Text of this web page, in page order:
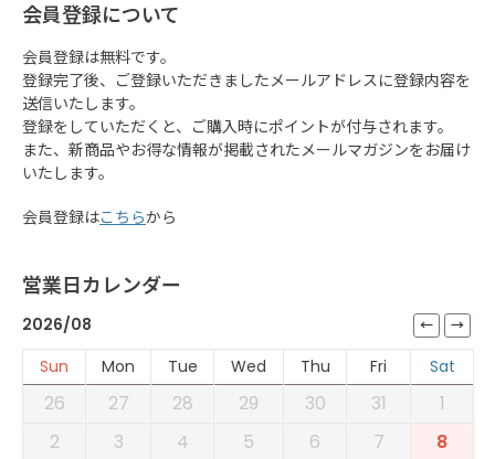
会員登録について
会員登録は無料です。
登録完了後、ご登録いただきましたメールアドレスに登録内容を
送信いたします。
登録をしていただくと、ご購入時にポイントが付与されます。
また、新商品やお得な情報が掲載されたメールマガジンをお届け
いたします。
会員登録はこちらから
営業日カレンダー
2026/08
Sun
Mon Tue Wed Thu Fri Sat
26 27 28 29 30 31
1
2
3 4 5 6 7
8